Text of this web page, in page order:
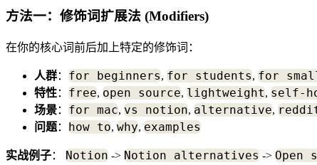
方法一：修饰词扩展法 (Modifiers)
在你的核心词前后加上特定的修饰词：
人群： for beginners, for students, for
特性： free, open source, lightweight, self-
场景： for mac, vs notion, alternative,
问题： how to, why, examples
实战例子： Notion -> Notion alternatives -> Open